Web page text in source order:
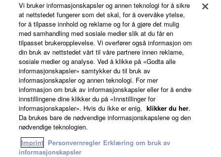
RM-W
Video Collaboration Systems
Vi bruker informasjonskapsler og annen teknologi for å sikre
at nettstedet fungerer som det skal, for å overvåke ytelse,
for å tilpasse innhold og reklame og for å gjøre det mulig
med samhandling med sosiale medier slik at du får en
tilpasset brukeropplevelse. Vi overfører også informasjon om
din bruk av nettstedet vårt til våre partnere innen reklame,
sosiale medier og analyse. Ved å klikke på «Godta alle
informasjonskapsler» samtykker du til bruk av
informasjonskapsler og annen teknologi. For mer
informasjon om bruk av informasjonskapsler eller for å endre
innstillingene dine klikker du på «Innstillinger for
informasjonskapsler». Hvis du ikke er enig, klikker du her.
Da brukes bare de nødvendige informasjonskapslene og den
nødvendige teknologien.
Imprint Personvernregler Erklæring om bruk av
informasjonskapsler